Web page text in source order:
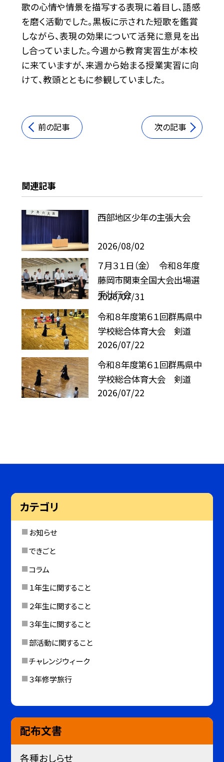
歌の心情や情景を描写する表現に着目し、語感
を磨く活動でした。黒板に示された短歌を鑑賞
しながら、表現の効果について活発に意見を出
し合っていました。今週から教育実習生が本校
に来ていますが、来週から始まる授業実習に向
けて、教頭とともに参観していました。
前の記事 次の記事
関連記事
西部地区少年の主張大会
2026/08/02
７月３１日（金） 令和８年度
藤岡市関東全国大会出場選
手壮行会
2026/07/31
令和８年度第６１回群馬県中
学校総合体育大会 剣道
2026/07/22
令和８年度第６１回群馬県中
学校総合体育大会 剣道
2026/07/22
カテゴリ
お知らせ
できごと
コラム
１年生に関すること
２年生に関すること
３年生に関すること
部活動に関すること
チャレンジウィーク
３年修学旅行
配布文書
各種おしらせ